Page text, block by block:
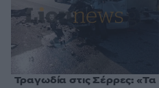
Τραγωδία στις Σέρρες: «Τα